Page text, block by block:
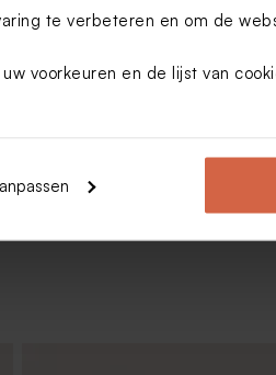
te verbeteren en om de
voorkeuren en de lijst van